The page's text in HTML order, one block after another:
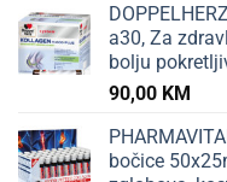
a30, Za
bolju
90,00 KM
bočice